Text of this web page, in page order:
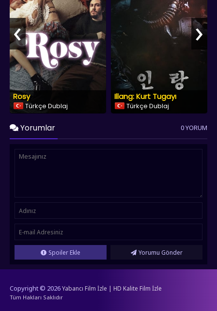
Rosy
Türkçe Dublaj
Illang: Kurt Tugayı
Türkçe Dublaj
‹ ›
Yorumlar 0 YORUM
Spoiler Ekle Yorumu Gönder
Copyright © 2026Yabancı Film İzle | HD Kalite Film İzle
Tüm Hakları Saklıdır